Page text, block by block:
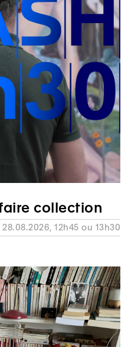
collection
28.08.2026, 12h45 ou 13h30